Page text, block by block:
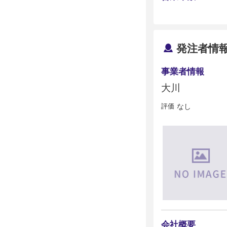
発注者情
事業者情報
大川
評価 なし
会社概要